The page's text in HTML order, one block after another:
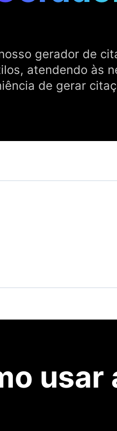
gerador de
atendendo às
de gerar
usar